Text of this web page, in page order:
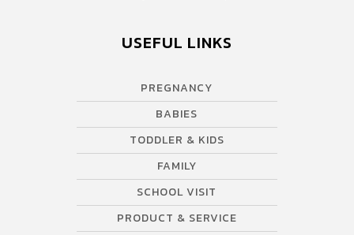
USEFUL LINKS
PREGNANCY
BABIES
TODDLER & KIDS
FAMILY
SCHOOL VISIT
PRODUCT & SERVICE